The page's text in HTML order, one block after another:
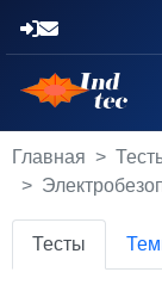
Главная
Тесты